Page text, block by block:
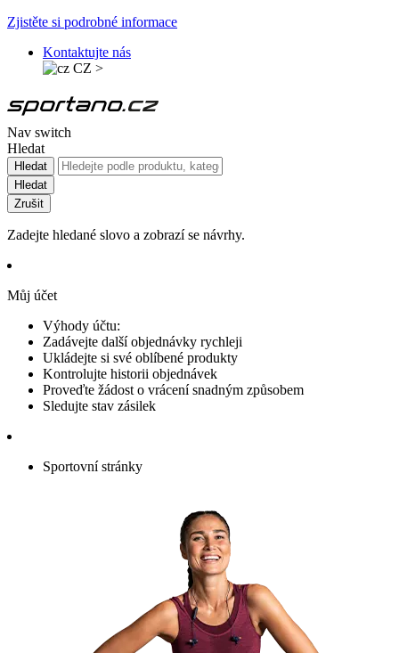
Zjistěte si podrobné informace
Kontaktujte nás
CZ >
Nav switch
Hledat
Hledat
Hledat
Zrušit
Zadejte hledané slovo a zobrazí se návrhy.
Můj účet
Výhody účtu:
Zadávejte další objednávky rychleji
Ukládejte si své oblíbené produkty
Kontrolujte historii objednávek
Proveďte žádost o vrácení snadným způsobem
Sledujte stav zásilek
Sportovní stránky